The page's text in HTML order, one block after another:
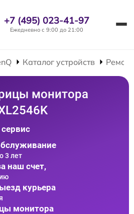
+7 (495) 023-41-97
Ежедневно с 9:00 до 21:00
Каталог устройств
монитора
3 лет
наш счет,
курьера
монитора